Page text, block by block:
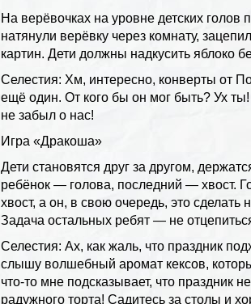
На верёвочках на уровне детских
натянули верёвку через комнату,
картин. Дети должны надкусить яблоко
Селестия: Хм, интересно, конверты от
ещё один. От кого бы он мог быть? Ух
не забыл о нас!
Игра «Дракоша»
Дети становятся друг за другом,
ребёнок — голова, последний — хвост.
хвост, а он, в свою очередь, это сделать
Задача остальных ребят — не
Селестия: Ах, как жаль, что праздник
слышу волшебный аромат кексов,
что-то мне подсказывает, что праздник
радужного торта! Садитесь за столы и